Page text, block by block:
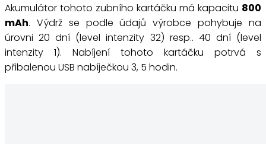
Akumulátor tohoto zubního kartáčku má kapacitu 800
mAh. Výdrž se podle údajů výrobce pohybuje na
úrovni 20 dní (level intenzity 32) resp.. 40 dní (level
intenzity 1). Nabíjení tohoto kartáčku potrvá s
přibalenou USB nabíječkou 3, 5 hodin.